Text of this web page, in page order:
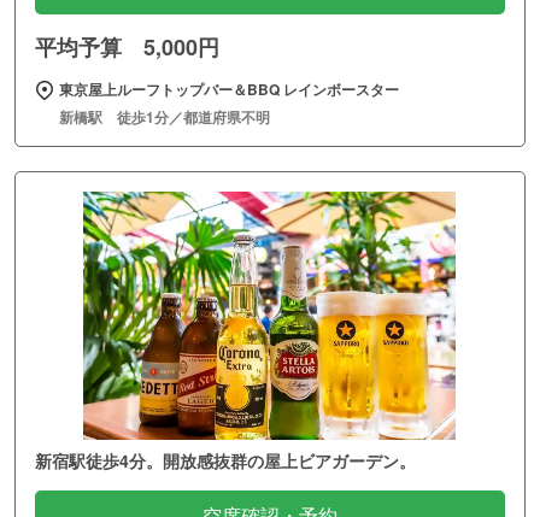
平均予算 5,000円
東京屋上ルーフトップバー＆BBQ レインボースター
新橋駅 徒歩1分／都道府県不明
新宿駅徒歩4分。開放感抜群の屋上ビアガーデン。